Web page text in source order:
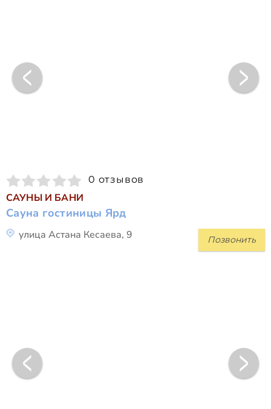
0 отзывов
САУНЫ И БАНИ
Сауна гостиницы Ярд
Позвонить
улица Астана Кесаева, 9